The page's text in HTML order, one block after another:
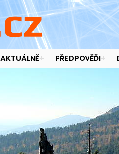
AKTUÁLNĚ PŘEDPOVĚĎI